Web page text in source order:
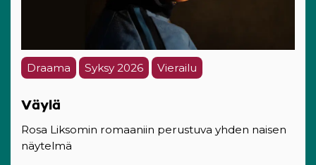
Draama Syksy 2026 Vierailu
Väylä
Rosa Liksomin romaaniin perustuva yhden naisen
näytelmä